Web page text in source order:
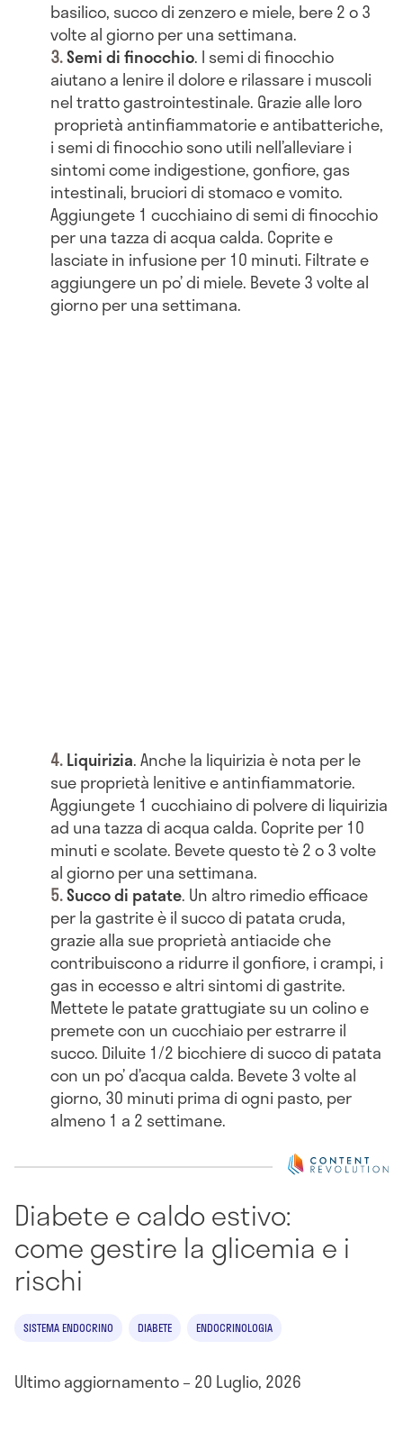
basilico, succo di zenzero e miele, bere 2 o 3
volte al giorno per una settimana.
Semi di finocchio. I semi di finocchio
aiutano a lenire il dolore e rilassare i muscoli
nel tratto gastrointestinale. Grazie alle loro
proprietà antinfiammatorie e antibatteriche,
i semi di finocchio sono utili nell’alleviare i
sintomi come indigestione, gonfiore, gas
intestinali, bruciori di stomaco e vomito.
Aggiungete 1 cucchiaino di semi di finocchio
per una tazza di acqua calda. Coprite e
lasciate in infusione per 10 minuti. Filtrate e
aggiungere un po’ di miele. Bevete 3 volte al
giorno per una settimana.
Liquirizia. Anche la liquirizia è nota per le
sue proprietà lenitive e antinfiammatorie.
Aggiungete 1 cucchiaino di polvere di liquirizia
ad una tazza di acqua calda. Coprite per 10
minuti e scolate. Bevete questo tè 2 o 3 volte
al giorno per una settimana.
Succo di patate. Un altro rimedio efficace
per la gastrite è il succo di patata cruda,
grazie alla sue proprietà antiacide che
contribuiscono a ridurre il gonfiore, i crampi, i
gas in eccesso e altri sintomi di gastrite.
Mettete le patate grattugiate su un colino e
premete con un cucchiaio per estrarre il
succo. Diluite 1/2 bicchiere di succo di patata
con un po’ d’acqua calda. Bevete 3 volte al
giorno, 30 minuti prima di ogni pasto, per
almeno 1 a 2 settimane.
Diabete e caldo estivo:
come gestire la glicemia e i
rischi
SISTEMA ENDOCRINO DIABETE ENDOCRINOLOGIA
Ultimo aggiornamento – 20 Luglio, 2026